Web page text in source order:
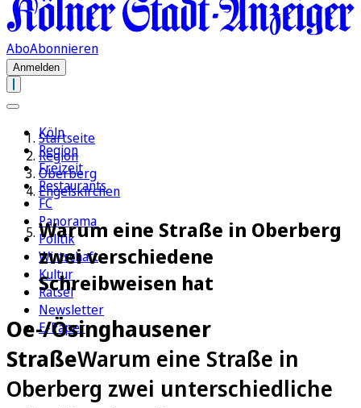
AboAbonnieren
Anmelden
Köln
Region
Freizeit
Restaurants
FC
Panorama
Politik
Wirtschaft
Kultur
Rätsel
Newsletter
E-Paper
Startseite
Region
Oberberg
Engelskirchen
Warum eine Straße in Oberberg
zwei verschiedene
Schreibweisen hat
Oe-/Ösinghausener
StraßeWarum eine Straße in
Oberberg zwei unterschiedliche